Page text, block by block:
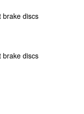
brake discs
brake discs